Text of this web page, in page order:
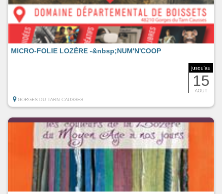
jusqu'au
15
AOUT
MICRO-FOLIE LOZÈRE -&nbsp;NUM'N'COOP
GORGES DU TARN CAUSSES